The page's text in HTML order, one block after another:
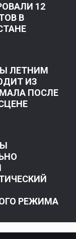
12
В
ЛЕТНИМ
ИЗ
ПОСЛЕ
РЕЖИМА